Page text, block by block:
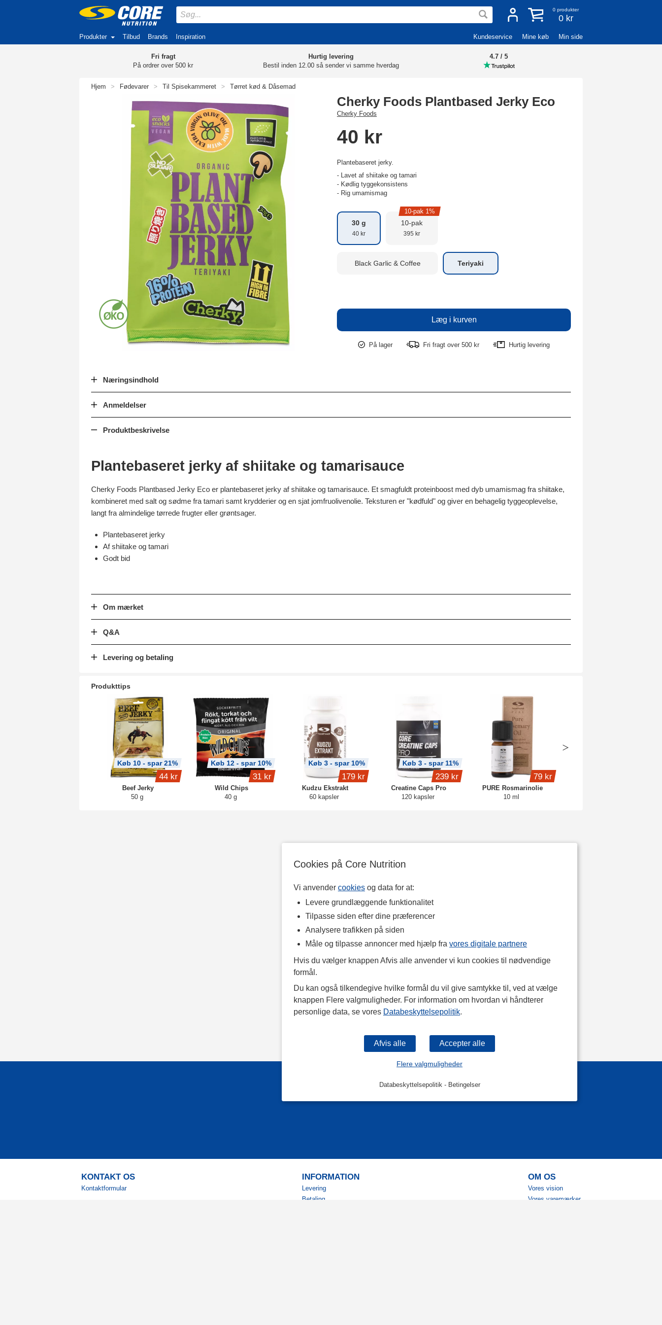
Cookies på Core Nutrition
Vi anvender cookies og data for at:
Levere grundlæggende funktionalitet
Tilpasse siden efter dine præferencer
Analysere trafikken på siden
Måle og tilpasse annoncer med hjælp fra vores digitale partnere
Hvis du vælger knappen Afvis alle anvender vi kun cookies til nødvendige
formål.
Du kan også tilkendegive hvilke formål du vil give samtykke til, ved at vælge
knappen Flere valgmuligheder. For information om hvordan vi håndterer
personlige data, se vores Databeskyttelsepolitik.
Flere valgmuligheder
Databeskyttelsepolitik- Betingelser
0 produkter
0 kr
Produkter Tilbud Brands Inspiration Kundeservice Mine køb Min side
Fri fragt
På ordrer over 500 kr
Hurtig levering
Bestil inden 12.00 så sender vi samme hverdag
4.7 / 5
Hjem > Fødevarer > Til Spisekammeret > Tørret kød & Dåsemad
Cherky Foods Plantbased Jerky Eco
Cherky Foods
40 kr
Plantebaseret jerky.
- Lavet af shiitake og tamari
- Kødlig tyggekonsistens
- Rig umamismag
30 g
40 kr
10-pak
395 kr
10-pak 1%
Black Garlic & Coffee Teriyaki
På lager Fri fragt over 500 kr Hurtig levering
Næringsindhold
Anmeldelser
Produktbeskrivelse
Plantebaseret jerky af shiitake og tamarisauce
Cherky Foods Plantbased Jerky Eco er plantebaseret jerky af shiitake og tamarisauce. Et smagfuldt proteinboost med dyb umamismag fra shiitake,
kombineret med salt og sødme fra tamari samt krydderier og en sjat jomfruolivenolie. Teksturen er "kødfuld" og giver en behagelig tyggeoplevelse,
langt fra almindelige tørrede frugter eller grøntsager.
Plantebaseret jerky
Af shiitake og tamari
Godt bid
Om mærket
Q&A
Levering og betaling
Produkttips
Beef Jerky
50 g
Køb 10 - spar 21%
44 kr
Wild Chips
40 g
Køb 12 - spar 10%
31 kr
Kudzu Ekstrakt
60 kapsler
Køb 3 - spar 10%
179 kr
Creatine Caps Pro
120 kapsler
Køb 3 - spar 11%
239 kr
PURE Rosmarinolie
10 ml
79 kr
KONTAKT OS
Kontaktformular
INFORMATION
Levering
Betaling
OM OS
Vores vision
Vores varemærker